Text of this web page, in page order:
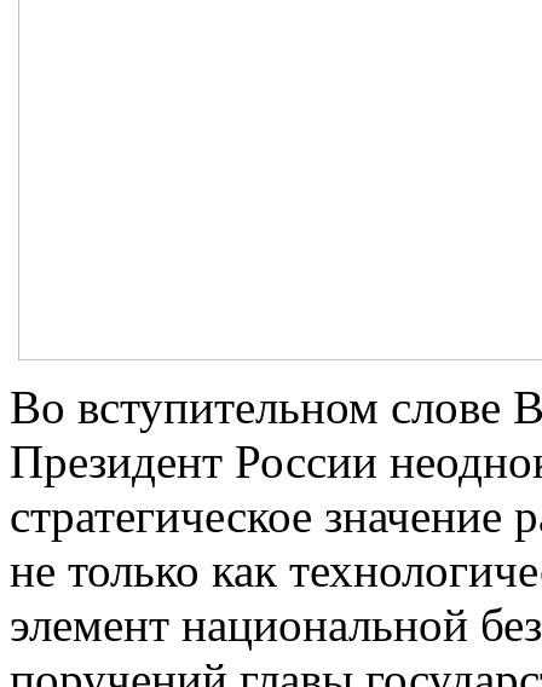
Во вступительном слове
Президент России
стратегическое значение
не только как
элемент национальной